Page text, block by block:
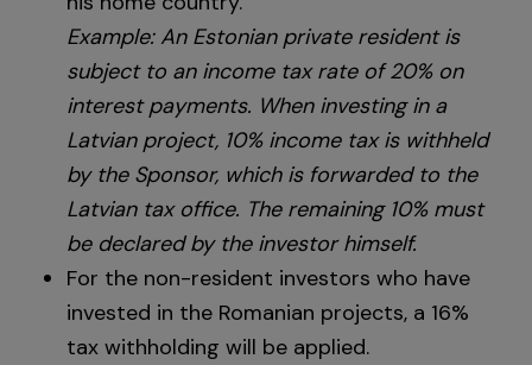
Example: An Estonian private resident is
subject to an income tax rate of 20% on
interest payments. When investing in a
Latvian project, 10% income tax is withheld
by the Sponsor, which is forwarded to the
Latvian tax office. The remaining 10% must
be declared by the investor himself.
For the non-resident investors who have
invested in the Romanian projects, a 16%
tax withholding will be applied.